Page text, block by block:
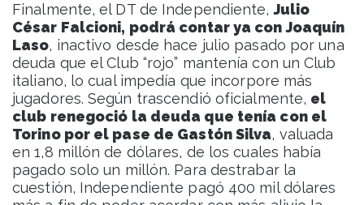
Finalmente, el DT de Independiente,Julio
César Falcioni, podrá contar ya con Joaquín
Laso, inactivo desde hace julio pasado por una
deuda que el Club “rojo” mantenía con un Club
italiano, lo cual impedía que incorpore más
jugadores. Según trascendió oficialmente, el
club renegoció la deuda que tenía con el
Torino por el pase de Gastón Silva, valuada
en 1,8 millón de dólares, de los cuales había
pagado solo un millón. Para destrabar la
cuestión, Independiente pagó 400 mil dólares